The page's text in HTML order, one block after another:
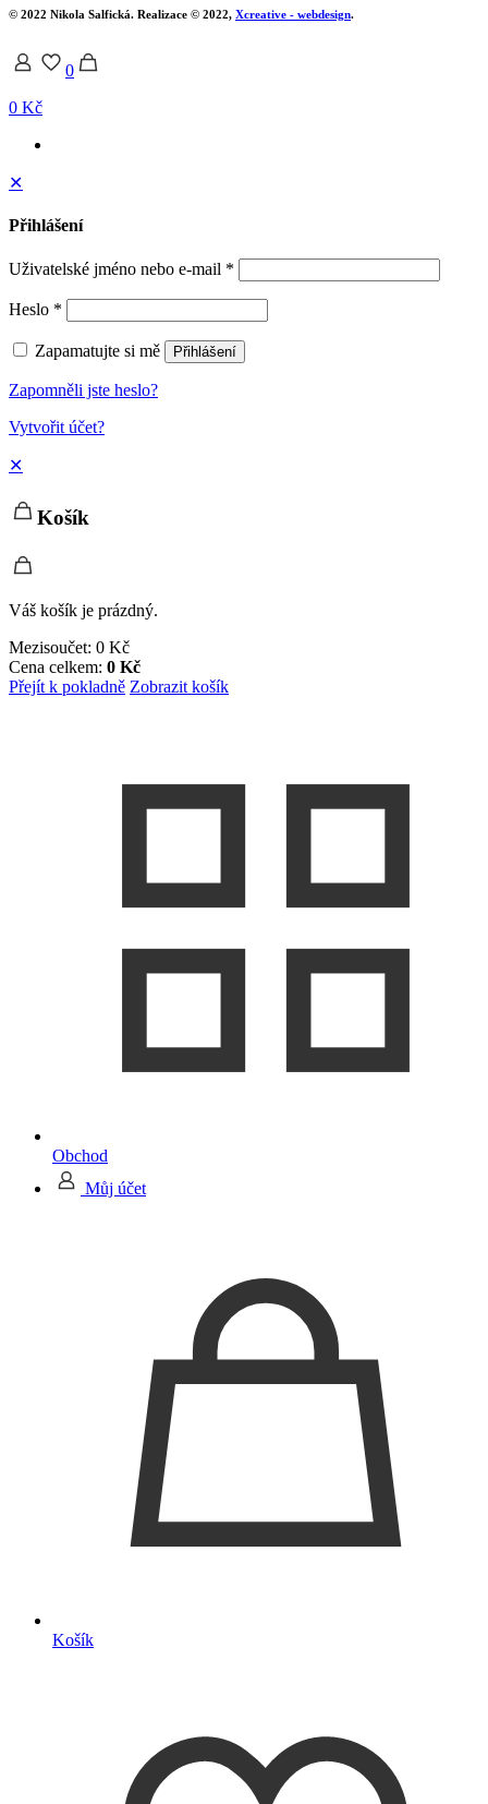
© 2022 Nikola Salfická. Realizace © 2022, Xcreative - webdesign.
0
0 Kč
✕
Přihlášení
Uživatelské jméno nebo e-mail *
Heslo *
Zapamatujte si mě Přihlášení
Zapomněli jste heslo?
Vytvořit účet?
✕
Košík
Váš košík je prázdný.
Mezisoučet: 0 Kč
Cena celkem: 0 Kč
Přejít k pokladně Zobrazit košík
Obchod
Můj účet
Košík